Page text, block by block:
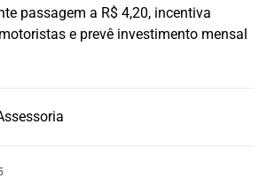
passagem a R$ 4,20, incentiva
e prevê investimento mensal